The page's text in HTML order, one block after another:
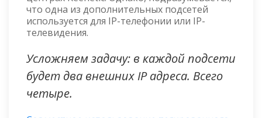
что одна из дополнительных подсетей
используется для IP-телефонии или IP-
телевидения.
Усложняем задачу: в каждой подсети
будет два внешних IP адреса. Всего
четыре.